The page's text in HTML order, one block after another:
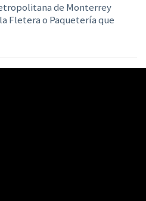
de Monterrey
Fletera o Paquetería que